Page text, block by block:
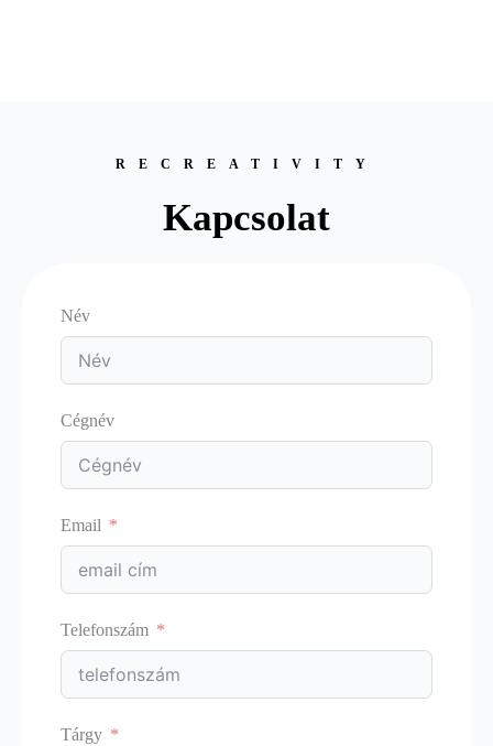
RECREATIVITY
Kapcsolat
Név
Cégnév
Email
Telefonszám
Tárgy